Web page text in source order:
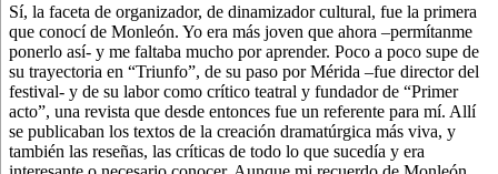
Sí, la faceta de organizador, de dinamizador cultural, fue la primera
que conocí de Monleón. Yo era más joven que ahora –permítanme
ponerlo así- y me faltaba mucho por aprender. Poco a poco supe de
su trayectoria en “Triunfo”, de su paso por Mérida –fue director del
festival- y de su labor como crítico teatral y fundador de “Primer
acto”, una revista que desde entonces fue un referente para mí. Allí
se publicaban los textos de la creación dramatúrgica más viva, y
también las reseñas, las críticas de todo lo que sucedía y era